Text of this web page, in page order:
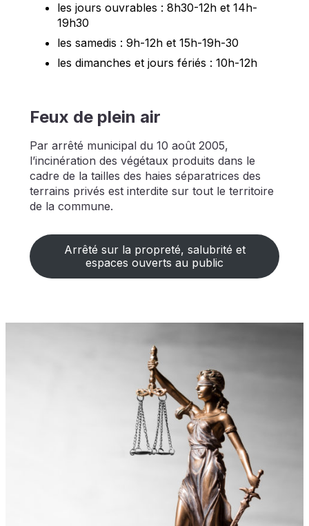
les jours ouvrables : 8h30-12h et 14h-
19h30
les samedis : 9h-12h et 15h-19h-30
les dimanches et jours fériés : 10h-12h
Feux de plein air
Par arrêté municipal du 10 août 2005,
l’incinération des végétaux produits dans le
cadre de la tailles des haies séparatrices des
terrains privés est interdite sur tout le territoire
de la commune.
Arrêté sur la propreté, salubrité et
espaces ouverts au public